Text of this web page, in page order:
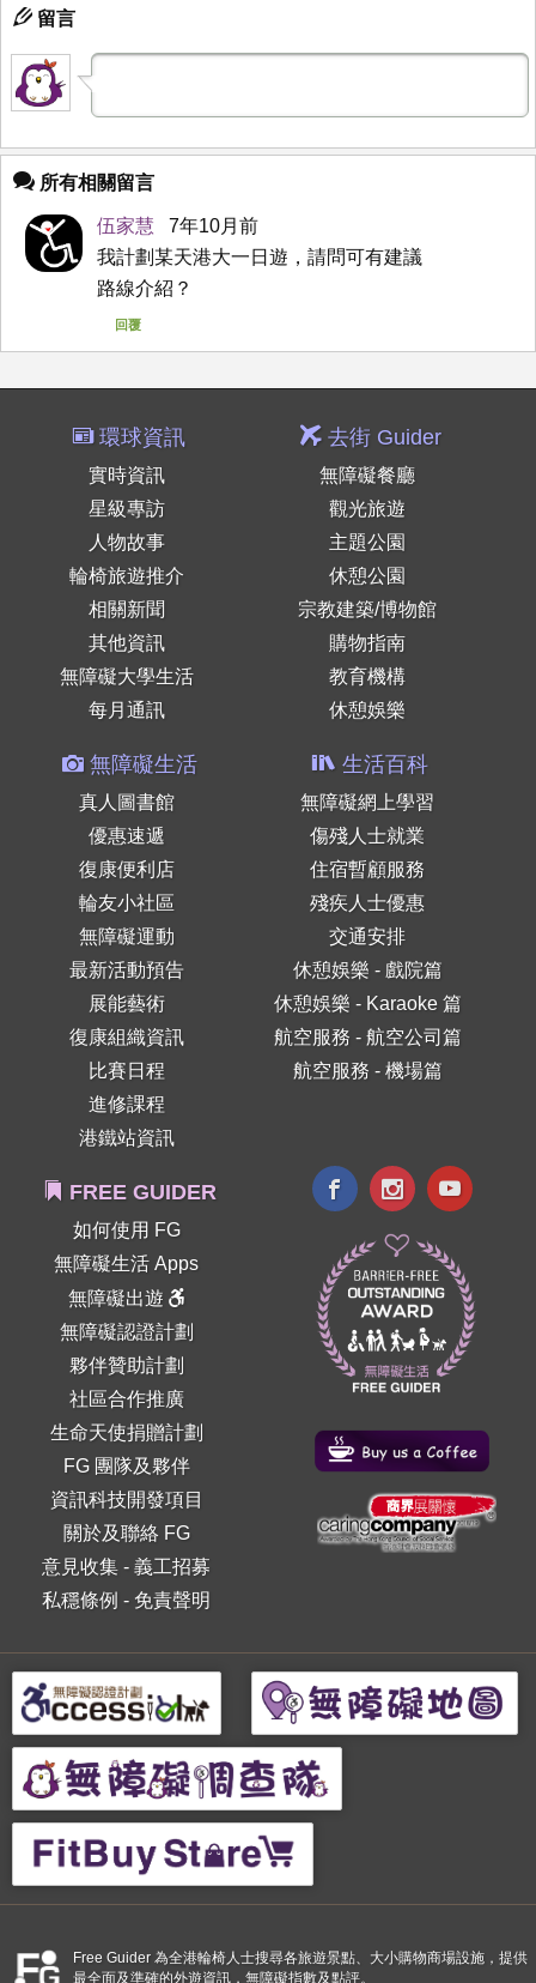
留言
所有相關留言
伍家慧
7年10月前
我計劃某天港大一日遊，請問可有建議
路線介紹？
回覆
環球資訊
實時資訊
星級專訪
人物故事
輪椅旅遊推介
相關新聞
其他資訊
無障礙大學生活
每月通訊
去街 Guider
無障礙餐廳
觀光旅遊
主題公園
休憩公園
宗教建築/博物館
購物指南
教育機構
休憩娛樂
無障礙生活
真人圖書館
優惠速遞
復康便利店
輪友小社區
無障礙運動
最新活動預告
展能藝術
復康組織資訊
比賽日程
進修課程
港鐵站資訊
生活百科
無障礙網上學習
傷殘人士就業
住宿暫顧服務
殘疾人士優惠
交通安排
休憩娛樂 - 戲院篇
休憩娛樂 - Karaoke 篇
航空服務 - 航空公司篇
航空服務 - 機場篇
FREE GUIDER
如何使用 FG
無障礙生活 Apps
無障礙出遊
無障礙認證計劃
夥伴贊助計劃
社區合作推廣
生命天使捐贈計劃
FG 團隊及夥伴
資訊科技開發項目
關於及聯絡 FG
意見收集 -義工招募
私穩條例 - 免責聲明
Free Guider 為全港輪椅人士搜尋各旅遊景點、大小購物商場設施，提供
最全面及準確的外遊資訊，無障礙指數及點評。